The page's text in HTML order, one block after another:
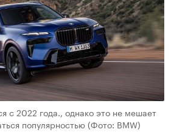
с 2022 года., однако это не мешает
популярностью(Фото: BMW)